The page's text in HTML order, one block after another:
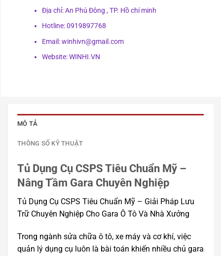
Địa chỉ: An Phú Đông , TP. Hồ chí minh
Hotline: 0919897768
Email: winhivn@gmail.com
Website: WINHI.VN
MÔ TẢ
THÔNG SỐ KỸ THUẬT
Tủ Dụng Cụ CSPS Tiêu Chuẩn Mỹ –
Nâng Tầm Gara Chuyên Nghiệp
Tủ Dụng Cụ CSPS Tiêu Chuẩn Mỹ – Giải Pháp Lưu
Trữ Chuyên Nghiệp Cho Gara Ô Tô Và Nhà Xưởng
Trong ngành sửa chữa ô tô, xe máy và cơ khí, việc
quản lý dụng cụ luôn là bài toán khiến nhiều chủ gara